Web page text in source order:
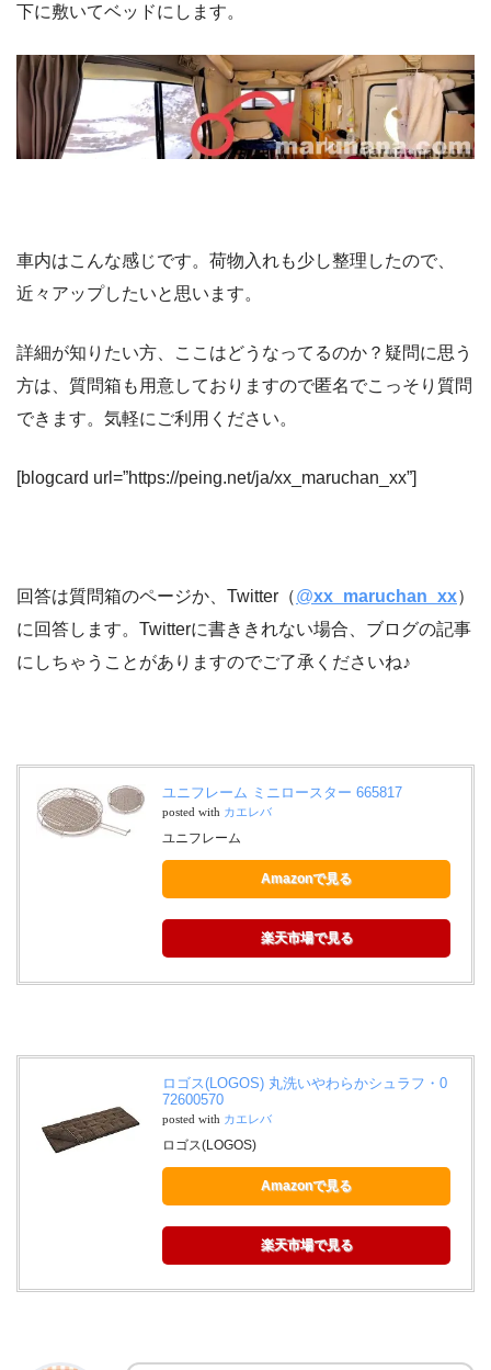
下に敷いてベッドにします。
車内はこんな感じです。荷物入れも少し整理したので、
近々アップしたいと思います。
詳細が知りたい方、ここはどうなってるのか？疑問に思う
方は、質問箱も用意しておりますので匿名でこっそり質問
できます。気軽にご利用ください。
[blogcard url=”https://peing.net/ja/xx_maruchan_xx”]
回答は質問箱のページか、Twitter（@xx_maruchan_xx）
に回答します。Twitterに書ききれない場合、ブログの記事
にしちゃうことがありますのでご了承くださいね♪
ユニフレーム ミニロースター 665817
posted with カエレバ
ユニフレーム
Amazonで見る
楽天市場で見る
ロゴス(LOGOS) 丸洗いやわらかシュラフ・0
72600570
posted with カエレバ
ロゴス(LOGOS)
Amazonで見る
楽天市場で見る